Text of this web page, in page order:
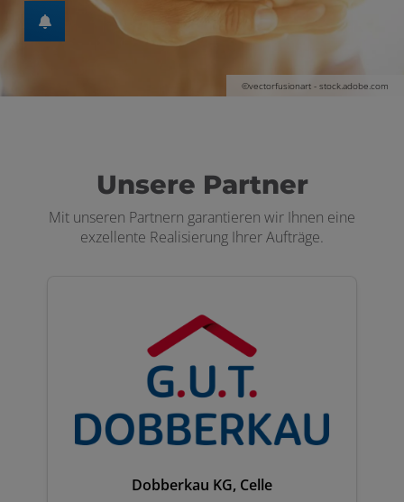
©vectorfusionart - stock.adobe.com
Unsere Partner
Mit unseren Partnern garantieren wir Ihnen eine
exzellente Realisierung Ihrer Aufträge.
Dobberkau KG, Celle